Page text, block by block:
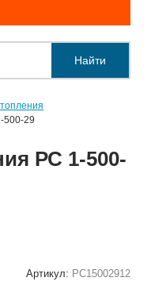
Найти
500-29
РС 1-500-
Артикул: РС15002912